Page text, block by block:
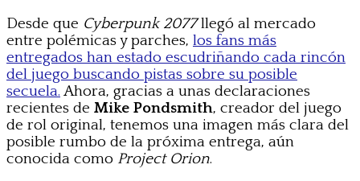
Desde que Cyberpunk 2077llegó al mercado
entre polémicas y parches, los fans más
entregados han estado escudriñando cada rincón
del juego buscando pistas sobre su posible
secuela. Ahora, gracias a unas declaraciones
recientes de Mike Pondsmith, creador del juego
de rol original, tenemos una imagen más clara del
posible rumbo de la próxima entrega, aún
conocida como Project Orion.